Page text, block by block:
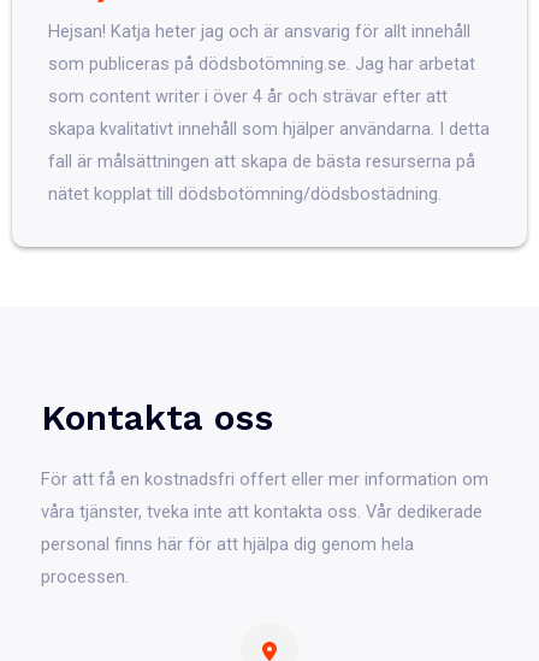
Hejsan! Katja heter jag och är ansvarig för allt innehåll
som publiceras på dödsbotömning.se. Jag har arbetat
som content writer i över 4 år och strävar efter att
skapa kvalitativt innehåll som hjälper användarna. I detta
fall är målsättningen att skapa de bästa resurserna på
nätet kopplat till dödsbotömning/dödsbostädning.
Kontakta oss
För att få en kostnadsfri offert eller mer information om
våra tjänster, tveka inte att kontakta oss. Vår dedikerade
personal finns här för att hjälpa dig genom hela
processen.